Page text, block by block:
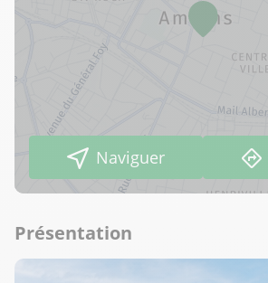
Naviguer
Présentation